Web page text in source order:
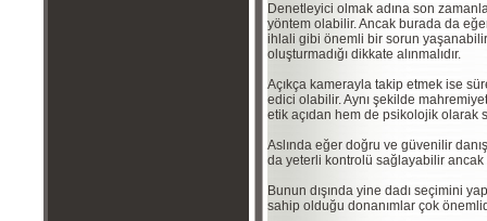
Denetleyici olmak adına son
yöntem olabilir. Ancak burada da
ihlali gibi önemli bir sorun
oluşturmadığı dikkate alınmalıdır.
Açıkça kamerayla takip etmek ise
edici olabilir. Aynı şekilde
etik açıdan hem de psikolojik olarak
Aslında eğer doğru ve güvenilir
da yeterli kontrolü sağlayabilir ancak
Bunun dışında yine dadı seçimini
sahip olduğu donanımlar çok